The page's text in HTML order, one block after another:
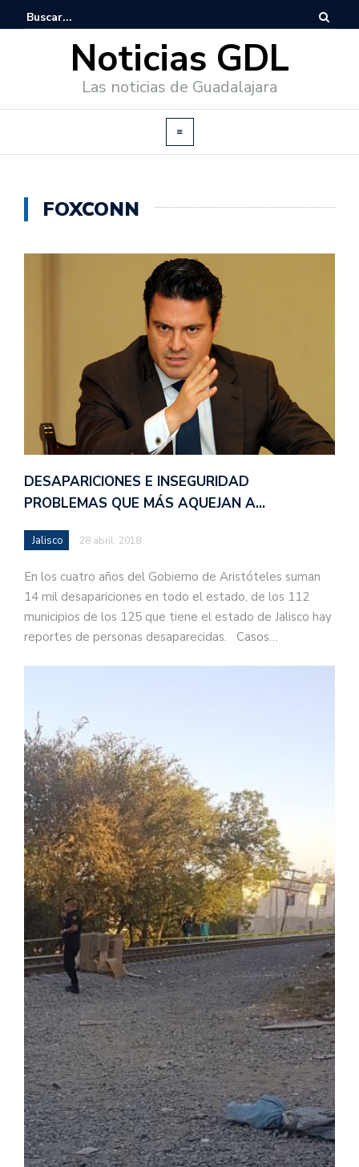
Noticias GDL
Las noticias de Guadalajara
FOXCONN
DESAPARICIONES E INSEGURIDAD
PROBLEMAS QUE MÁS AQUEJAN A…
Jalisco 28 abril, 2018
En los cuatro años del Gobierno de Aristóteles suman
14 mil desapariciones en todo el estado, de los 112
municipios de los 125 que tiene el estado de Jalisco hay
reportes de personas desaparecidas. Casos…